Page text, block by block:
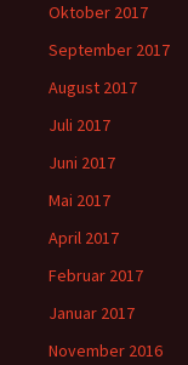
Oktober 2017
September 2017
August 2017
Juli 2017
Juni 2017
Mai 2017
April 2017
Februar 2017
Januar 2017
November 2016